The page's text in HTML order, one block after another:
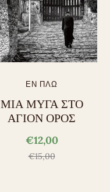
ΕΝ ΠΛΩ
ΜΙΑ ΜΥΓΑ ΣΤΟ
ΑΓΙΟΝ ΟΡΟΣ
€12,00
€15,00